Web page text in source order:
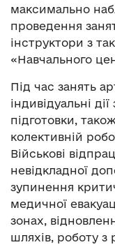
максимально
проведення
інструктори з
«Навчального
Під час занять
індивідуальні
підготовки,
колективній
Військові
невідкладної
зупинення
медичної
зонах,
шляхів, роботу з